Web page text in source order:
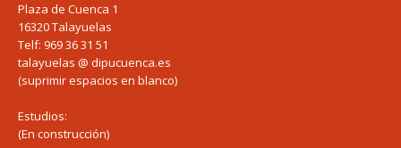
Plaza de Cuenca 1
16320 Talayuelas
Telf: 969 36 31 51
talayuelas @ dipucuenca.es
(suprimir espacios en blanco)
Estudios:
(En construcción)